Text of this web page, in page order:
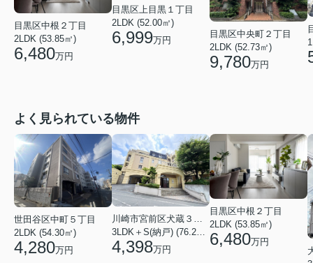
目黒区中根２丁目
2LDK (53.85㎡)
6,480万円
目黒区上目黒１丁目
2LDK (52.00㎡)
6,999万円
目黒区中央町２丁目
2LDK (52.73㎡)
9,780万円
よく見られている物件
世田谷区中町５丁目
2LDK (54.30㎡)
4,280万円
川崎市宮前区犬蔵３丁目
3LDK＋S(納戸) (76.20㎡)
4,398万円
目黒区中根２丁目
2LDK (53.85㎡)
6,480万円